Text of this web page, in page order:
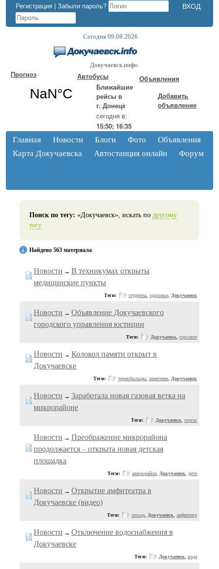
Регистрация | Забыли пароль?
Сегодня 09.08.2026
Докучаевск.инфо
Прогноз
Автобусы
Ближайшие
рейсы в
г. Донецк
сегодня в:
15:50; 16:35
Объявления
Добавить
объявление
Главная Новости Блоги Фото
Объявления
Карта Докучаевска
Автостанция онлайн Форум
Поиск по тегу: «Докучаевск», искать по другому
тегу
Найдено 563 материала
Новости → В техникумах открыты
медицинские пункты
Теги: студенты здоровье Докучаевск
Новости → Объявление Докучаевского
городского управления юстиции
Теги: Докучаевск горсовет
Новости → Колокол памяти открыт в
Докучаевске
Теги: чернобыльцы памятник Докучаевск
Новости → Заработала новая газовая ветка на
микрорайоне
Теги: Докучаевск горгаз
Новости → Преображение микрорайона
продолжается – открыта новая детская
площадка
Теги: микрорайон Докучаевск дети
Новости → Открытие амфитеатра в
Докучаевске (видео)
Теги: зоосад Докучаевск амфитеатр
Новости → Отключение водоснабжения в
Докучаевске
Теги: Докучаевск вода